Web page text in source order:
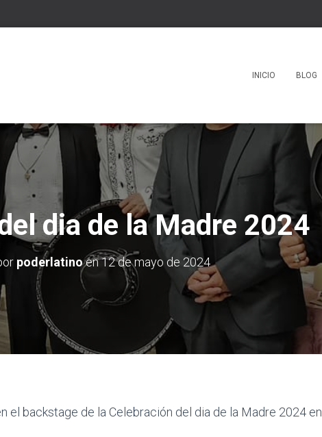
INICIO BLOG
dia de la Madre 2024
poderlatinoen12 de mayo de 2024
el backstage de la Celebración del dia de la Madre 2024 en